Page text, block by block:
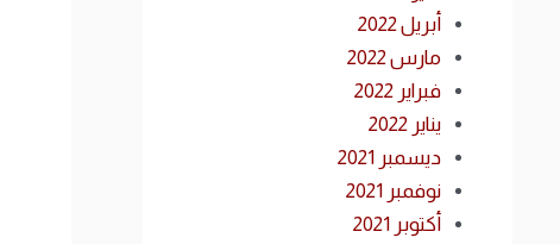
أبريل 2022
مارس 2022
فبراير 2022
يناير 2022
ديسمبر 2021
نوفمبر 2021
أكتوبر 2021